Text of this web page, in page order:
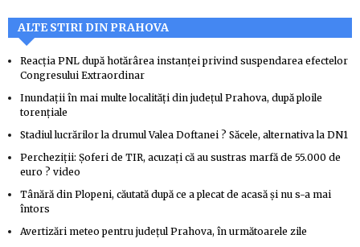
ALTE STIRI DIN PRAHOVA
Reacţia PNL după hotărârea instanţei privind suspendarea efectelor
Congresului Extraordinar
Inundaţii în mai multe localităţi din judeţul Prahova, după ploile
torenţiale
Stadiul lucrărilor la drumul Valea Doftanei ? Săcele, alternativa la DN1
Percheziţii: Șoferi de TIR, acuzați că au sustras marfă de 55.000 de
euro ? video
Tânără din Plopeni, căutată după ce a plecat de acasă şi nu s-a mai
întors
Avertizări meteo pentru judeţul Prahova, în următoarele zile